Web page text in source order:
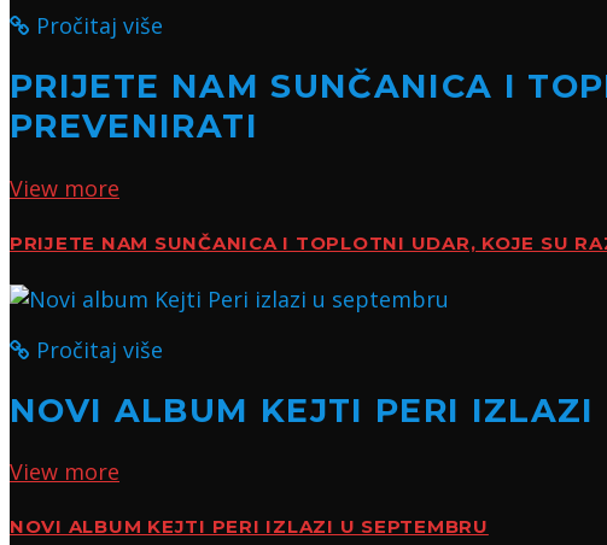
Pročitaj više
PRIJETE NAM SUNČANICA I
PREVENIRATI
View more
PRIJETE NAM SUNČANICA I TOPLOTNI UDAR, KOJE SU
Pročitaj više
NOVI ALBUM KEJTI PERI IZLAZI
View more
NOVI ALBUM KEJTI PERI IZLAZI U SEPTEMBRU